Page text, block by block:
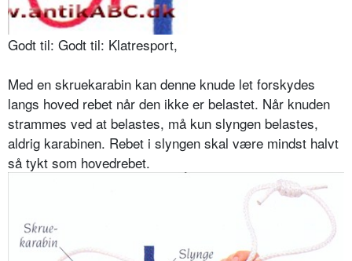
Godt til: Godt til: Klatresport,
Med en skruekarabin kan denne knude let forskydes
langs hoved rebet når den ikke er belastet. Når knuden
strammes ved at belastes, må kun slyngen belastes,
aldrig karabinen. Rebet i slyngen skal være mindst halvt
så tykt som hovedrebet.